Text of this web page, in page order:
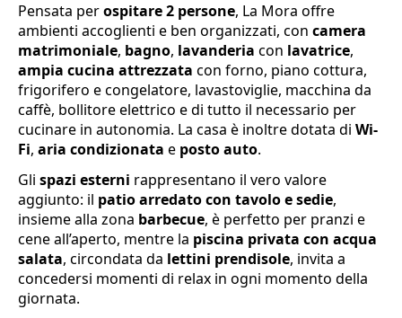
Pensata perospitare 2 persone, La Mora offre
ambienti accoglienti e ben organizzati, con camera
matrimoniale, bagno, lavanderia con lavatrice,
ampia cucina attrezzata con forno, piano cottura,
frigorifero e congelatore, lavastoviglie, macchina da
caffè, bollitore elettrico e di tutto il necessario per
cucinare in autonomia. La casa è inoltre dotata di Wi-
Fi, aria condizionata e posto auto.
Gli spazi esterni rappresentano il vero valore
aggiunto: il patio arredato con tavolo e sedie,
insieme alla zona barbecue, è perfetto per pranzi e
cene all’aperto, mentre la piscina privata con acqua
salata, circondata da lettini prendisole, invita a
concedersi momenti di relax in ogni momento della
giornata.